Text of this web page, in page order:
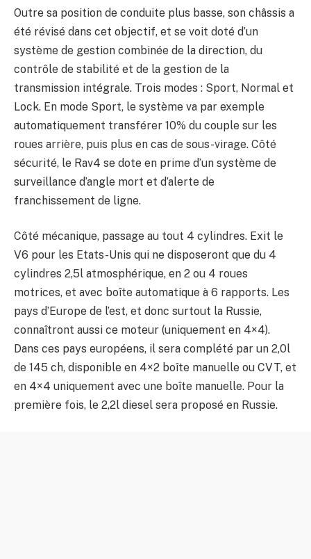
Outre sa position de conduite plus basse, son châssis a
été révisé dans cet objectif, et se voit doté d’un
système de gestion combinée de la direction, du
contrôle de stabilité et de la gestion de la
transmission intégrale. Trois modes : Sport, Normal et
Lock. En mode Sport, le système va par exemple
automatiquement transférer 10% du couple sur les
roues arrière, puis plus en cas de sous-virage. Côté
sécurité, le Rav4 se dote en prime d’un système de
surveillance d’angle mort et d’alerte de
franchissement de ligne.
Côté mécanique, passage au tout 4 cylindres. Exit le
V6 pour les Etats-Unis qui ne disposeront que du 4
cylindres 2,5l atmosphérique, en 2 ou 4 roues
motrices, et avec boîte automatique à 6 rapports. Les
pays d’Europe de l’est, et donc surtout la Russie,
connaîtront aussi ce moteur (uniquement en 4×4).
Dans ces pays européens, il sera complété par un 2,0l
de 145 ch, disponible en 4×2 boîte manuelle ou CVT, et
en 4×4 uniquement avec une boîte manuelle. Pour la
première fois, le 2,2l diesel sera proposé en Russie.